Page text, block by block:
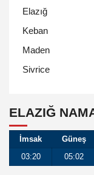
Elazığ
Keban
Maden
Sivrice
ELAZIĞ
İmsak Güneş
03:20
05:02